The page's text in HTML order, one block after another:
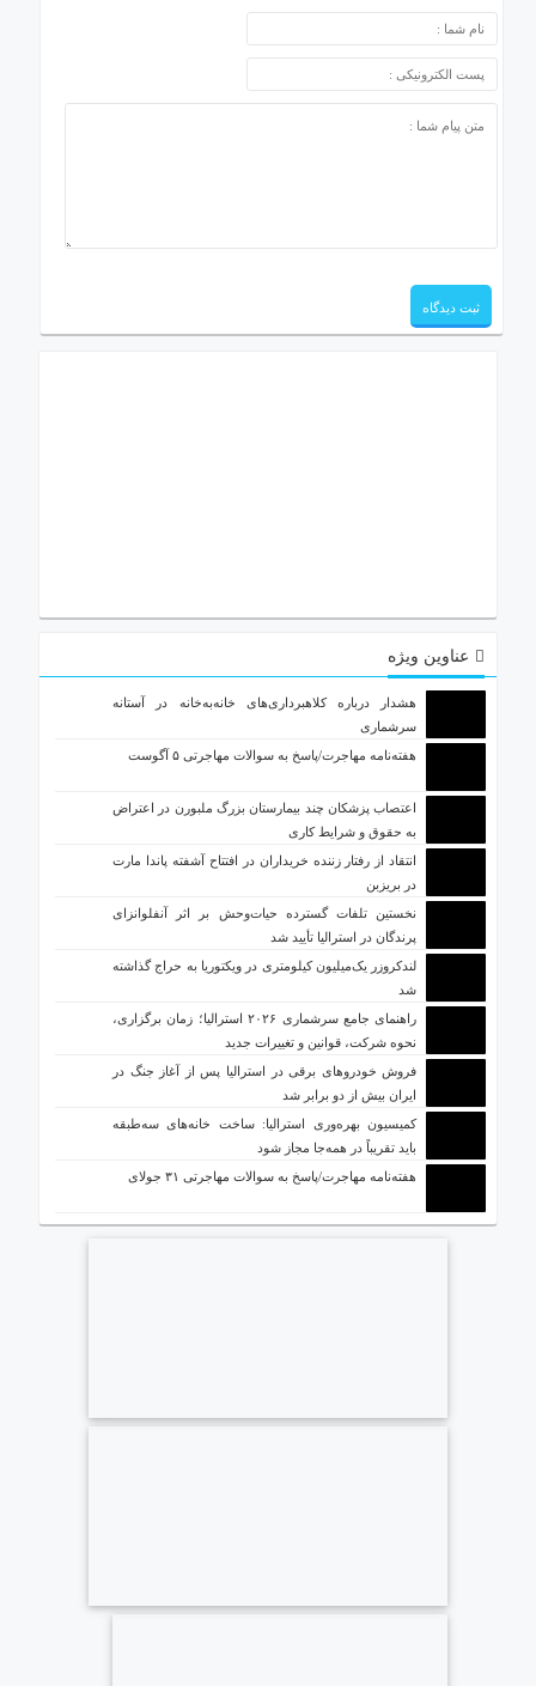
ارسال دیدگاه
عناوین ویژه
هشدار درباره کلاهبرداری‌های خانه‌به‌خانه در آستانه
سرشماری
هفته‌نامه مهاجرت/پاسخ به سوالات مهاجرتی ۵ آگوست
اعتصاب پزشکان چند بیمارستان بزرگ ملبورن در اعتراض
به حقوق و شرایط کاری
انتقاد از رفتار زننده خریداران در افتتاح آشفته پاندا مارت
در بریزبن
نخستین تلفات گسترده حیات‌وحش بر اثر آنفلوانزای
پرندگان در استرالیا تأیید شد
لندکروزر یک‌میلیون کیلومتری در ویکتوریا به حراج گذاشته
شد
راهنمای جامع سرشماری ۲۰۲۶ استرالیا؛ زمان برگزاری،
نحوه شرکت، قوانین و تغییرات جدید
فروش خودروهای برقی در استرالیا پس از آغاز جنگ در
ایران بیش از دو برابر شد
کمیسیون بهره‌وری استرالیا: ساخت خانه‌های سه‌طبقه
باید تقریباً در همه‌جا مجاز شود
هفته‌نامه مهاجرت/پاسخ به سوالات مهاجرتی ۳۱ جولای